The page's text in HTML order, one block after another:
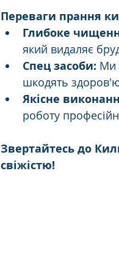
Переваги прання
Глибоке
який видаляє
Спец засоби: Ми
шкодять
Якісне
роботу
Звертайтесь до
свіжістю!